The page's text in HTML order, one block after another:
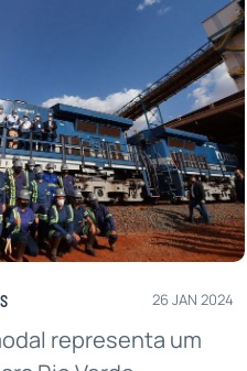
26 JAN 2024
representa um